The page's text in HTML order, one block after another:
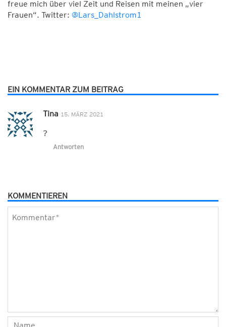
freue mich über viel Zeit und Reisen mit meinen „vier
Frauen“. Twitter: @Lars_Dahlstrom1
EIN KOMMENTAR ZUM BEITRAG
Tina 15. MÄRZ 2021
?
Antworten
KOMMENTIEREN